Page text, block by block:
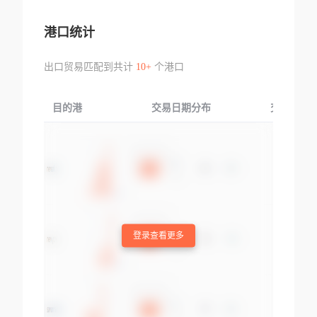
港口统计
出口贸易匹配到共计 10+个港口
目的港 交易日期分布 交易产品
登录查看更多